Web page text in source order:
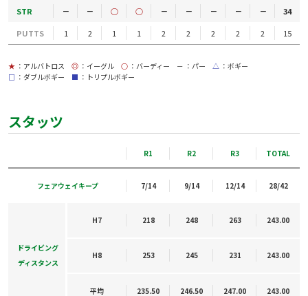
STR
－ － ○ ○ － － － － －
34
PUTTS
1 2 1 1 2 2 2 2 2 15
★ ：アルバトロス ◎ ：イーグル ○ ：バーディー － ：パー △ ：ボギー
□ ：ダブルボギー ■ ：トリプルボギー
スタッツ
R1 R2 R3 TOTAL
フェアウェイキープ 7/14 9/14 12/14 28/42
ドライビング
ディスタンス
H7 218 248 263 243.00
H8 253 245 231 243.00
平均 235.50 246.50 247.00 243.00